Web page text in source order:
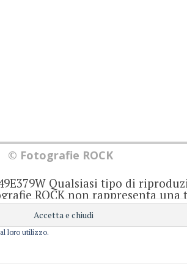
© Fotografie ROCK
Qualsiasi tipo di
ROCK non rappresenta
periodicità. Non può
legge 62 del 7/3/2001. Ogni
che scrive negli articoli e nei
you're ok with this, but you can opt-
loro utilizzo.